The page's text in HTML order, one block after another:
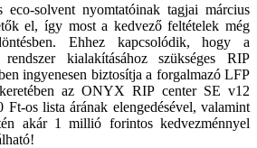
eco-solvent nyomtatóinak tagjai március
el, így most a kedvező feltételek még
Ehhez kapcsolódik, hogy a
rendszer kialakításához szükséges RIP
ingyenesen biztosítja a forgalmazó LFP
az ONYX RIP center SE v12
os lista árának elengedésével, valamint
akár 1 millió forintos kedvezménnyel